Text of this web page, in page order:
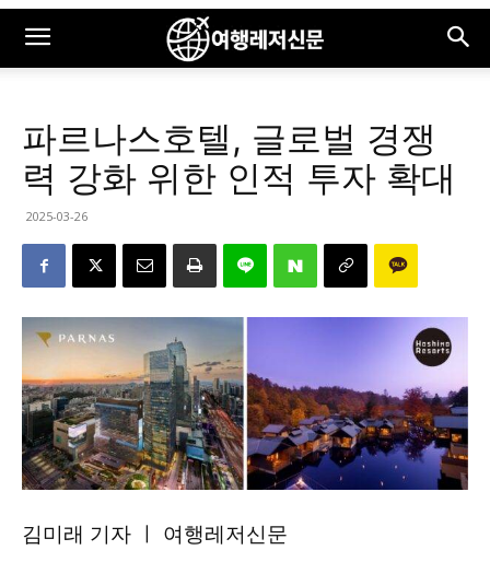
파르나스호텔, 글로벌 경쟁
력 강화 위한 인적 투자 확대
2025-03-26
김미래 기자 ㅣ 여행레저신문